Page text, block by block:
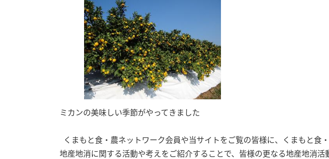
ミカンの美味しい季節がやってきました
くまもと食・農ネットワーク会員や当サイトをご覧の皆様に、くまもと食
地産地消に関する活動や考えをご紹介することで、皆様の更なる地産地消